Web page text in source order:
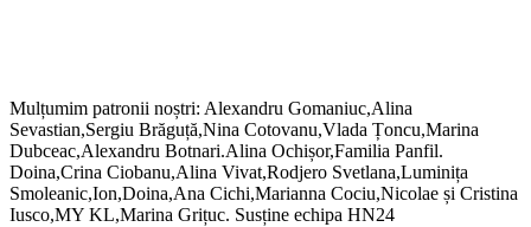
Mulțumim patronii noștri: Alexandru Gomaniuc,Alina
Sevastian,Sergiu Brăguță,Nina Cotovanu,Vlada Țoncu,Marina
Dubceac,Alexandru Botnari.Alina Ochișor,Familia Panfil.
Doina,Crina Ciobanu,Alina Vivat,Rodjero Svetlana,Luminița
Smoleanic,Ion,Doina,Ana Cichi,Marianna Cociu,Nicolae și Cristina
Iusco,MY KL,Marina Grițuc. Susține echipa HN24